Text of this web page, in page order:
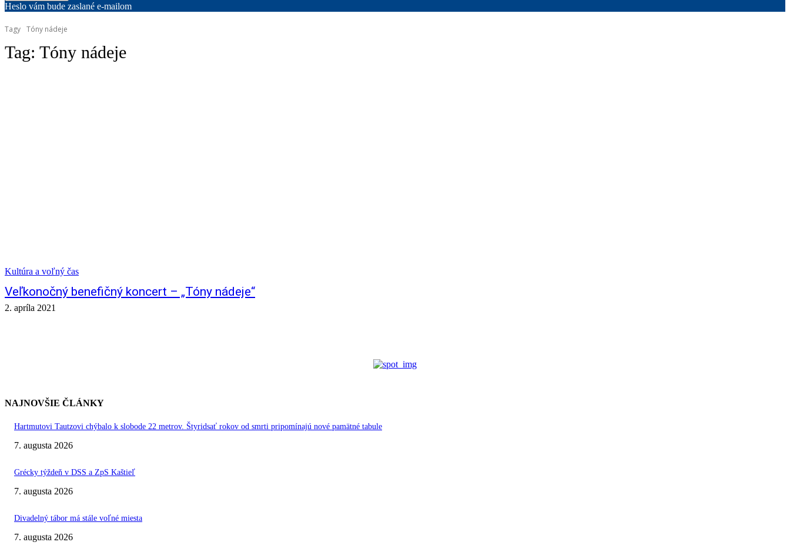
Heslo vám bude zaslané e-mailom
Tagy Tóny nádeje
Tag: Tóny nádeje
Kultúra a voľný čas
Veľkonočný benefičný koncert – „Tóny nádeje“
2. apríla 2021
NAJNOVŠIE ČLÁNKY
Hartmutovi Tautzovi chýbalo k slobode 22 metrov. Štyridsať rokov od smrti pripomínajú nové pamätné tabule
7. augusta 2026
Grécky týždeň v DSS a ZpS Kaštieľ
7. augusta 2026
Divadelný tábor má stále voľné miesta
7. augusta 2026